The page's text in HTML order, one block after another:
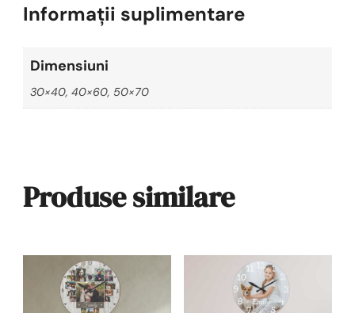
Informații suplimentare
Dimensiuni
30×40, 40×60, 50×70
Produse similare